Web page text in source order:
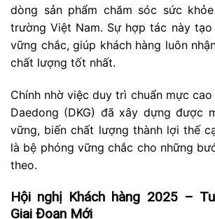
dòng sản phẩm chăm sóc sức
trường Việt Nam. Sự hợp tác này tạo
vững chắc, giúp khách hàng luôn
chất lượng tốt nhất.
Chính nhờ việc duy trì chuẩn mực
Daedong (DKG) đã xây dựng được
vững, biến chất lượng thành lợi thế
là bệ phóng vững chắc cho những
theo.
Hội nghị Khách hàng 2025 –
Giai Đoạn Mới